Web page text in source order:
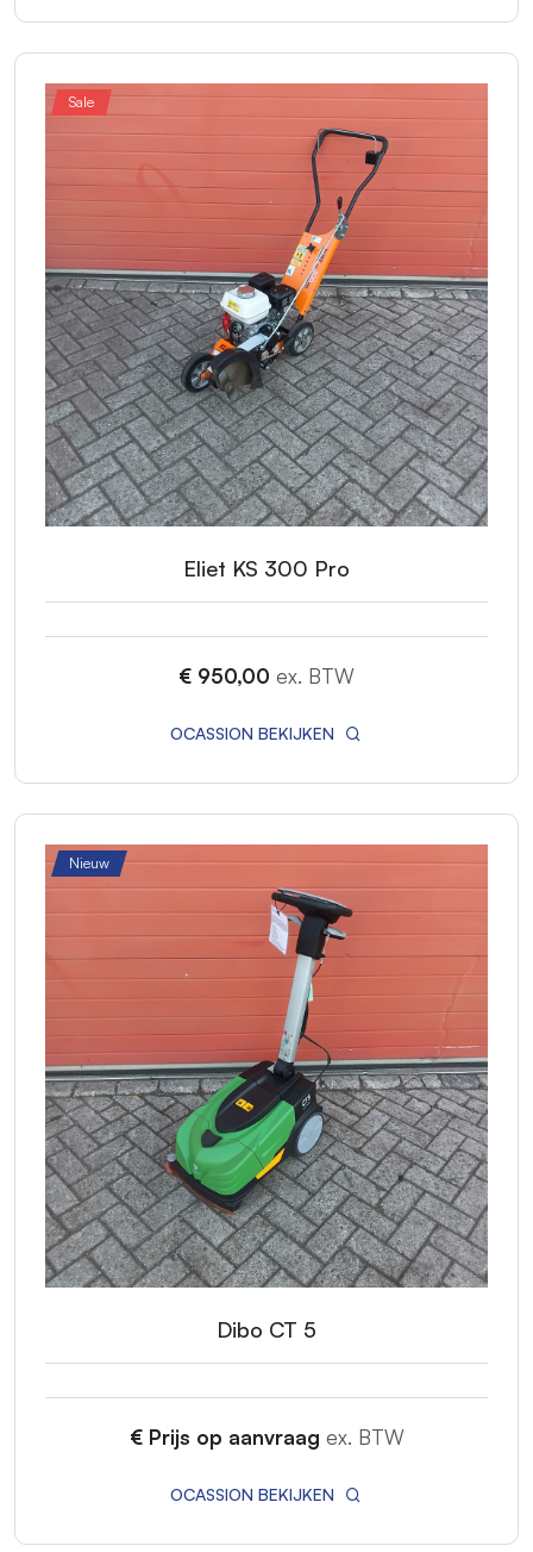
Sale
Eliet KS 300 Pro
€ 950,00 ex. BTW
OCASSION BEKIJKEN
Nieuw
Dibo CT 5
€ Prijs op aanvraag ex. BTW
OCASSION BEKIJKEN